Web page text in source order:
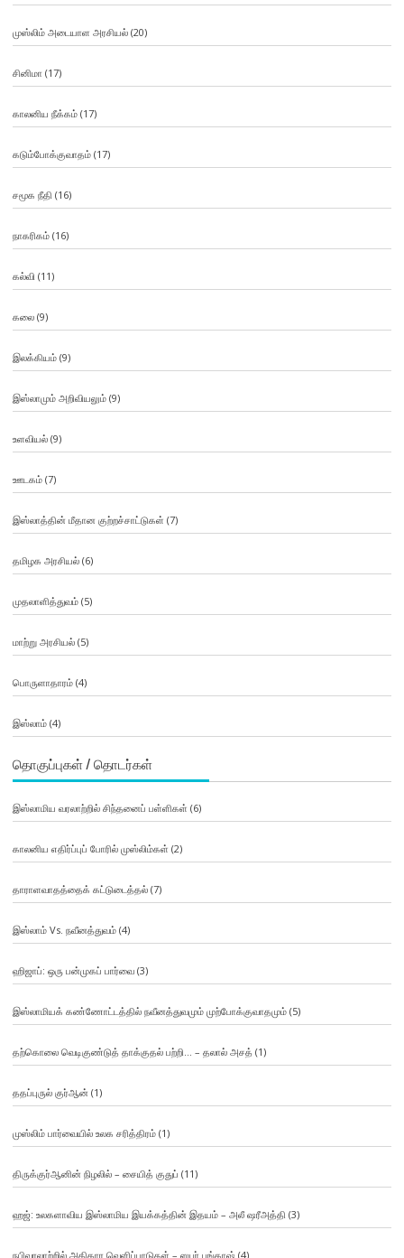
முஸ்லிம் அடையாள அரசியல்(20)
சினிமா (17)
காலனிய நீக்கம்(17)
கடும்போக்குவாதம்(17)
சமூக நீதி (16)
நாகரிகம்(16)
கல்வி (11)
கலை(9)
இலக்கியம்(9)
இஸ்லாமும் அறிவியலும்(9)
உளவியல்(9)
ஊடகம்(7)
இஸ்லாத்தின் மீதான குற்றச்சாட்டுகள் (7)
தமிழக அரசியல்(6)
முதலாளித்துவம்(5)
மாற்று அரசியல்(5)
பொருளாதாரம்(4)
இஸ்லாம்(4)
தொகுப்புகள் / தொடர்கள்
இஸ்லாமிய வரலாற்றில் சிந்தனைப் பள்ளிகள் (6)
காலனிய எதிர்ப்புப் போரில் முஸ்லிம்கள் (2)
தாராளவாதத்தைக் கட்டுடைத்தல்(7)
இஸ்லாம் Vs. நவீனத்துவம்(4)
ஹிஜாப்: ஒரு பன்முகப் பார்வை(3)
இஸ்லாமியக் கண்ணோட்டத்தில் நவீனத்துவமும் முற்போக்குவாதமும்(5)
தற்கொலை வெடிகுண்டுத் தாக்குதல் பற்றி… – தலால் அசத் (1)
ததப்புருல் குர்ஆன் (1)
முஸ்லிம் பார்வையில் உலக சரித்திரம்(1)
திருக்குர்ஆனின் நிழலில் – சையித் குதுப் (11)
ஹஜ்: உலகளாவிய இஸ்லாமிய இயக்கத்தின் இதயம் – அலீ ஷரீஅத்தி (3)
நபிவரலாற்றில் அதிகார வெளிப்பாடுகள் – ஸபர் பங்காஷ் (4)